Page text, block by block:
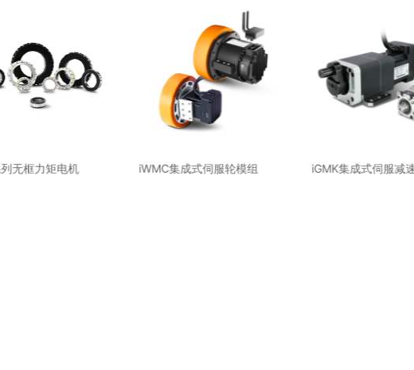
步进驱动系统
无框力矩电机 iWMC集成式伺服轮模组 iGMK集成式伺服减